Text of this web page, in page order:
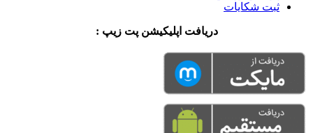
ثبت شکایات
دریافت اپلیکیشن پت زیپ :